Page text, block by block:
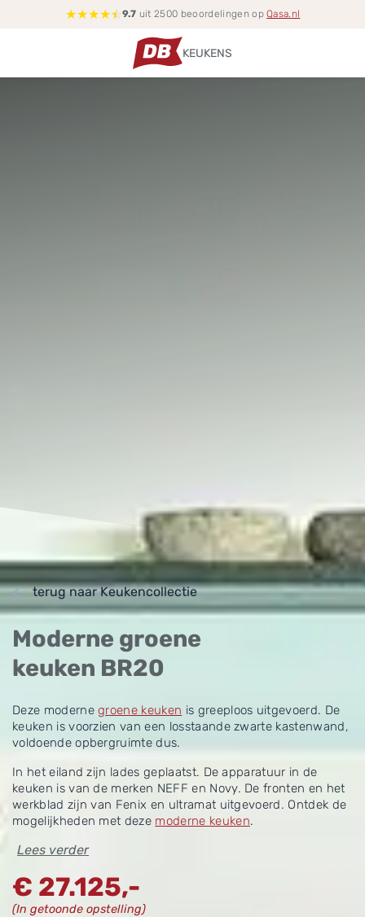
★★★★☆ 9.7 uit 2500 beoordelingen opQasa.nl
KEUKENS
terug naar Keukencollectie
Moderne groene
keuken BR20
Deze modernegroene keuken is greeploos uitgevoerd. De
keuken is voorzien van een losstaande zwarte kastenwand,
voldoende opbergruimte dus.
In het eiland zijn lades geplaatst. De apparatuur in de
keuken is van de merken NEFF en Novy. De fronten en het
werkblad zijn van Fenix en ultramat uitgevoerd. Ontdek de
mogelijkheden met deze moderne keuken.
Lees verder
€ 27.125,-
(In getoonde opstelling)